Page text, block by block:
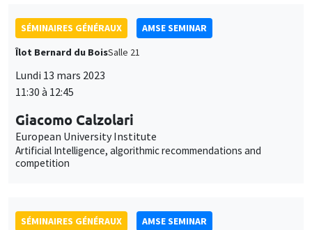
SÉMINAIRES GÉNÉRAUX
AMSE SEMINAR
Îlot Bernard du BoisSalle 21
Lundi 13 mars 2023
11:30 à 12:45
Giacomo Calzolari
European University Institute
Artificial Intelligence, algorithmic recommendations and
competition
SÉMINAIRES GÉNÉRAUX
AMSE SEMINAR